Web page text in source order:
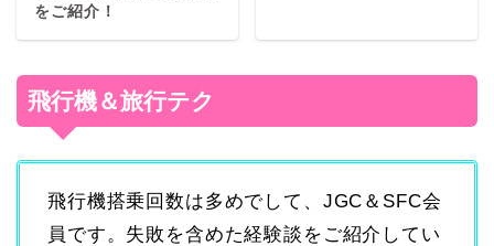
をご紹介！
飛行機＆旅行テク
飛行機搭乗回数は多めでして、JGC＆SFC会
員です。失敗を含めた経験談をご紹介してい